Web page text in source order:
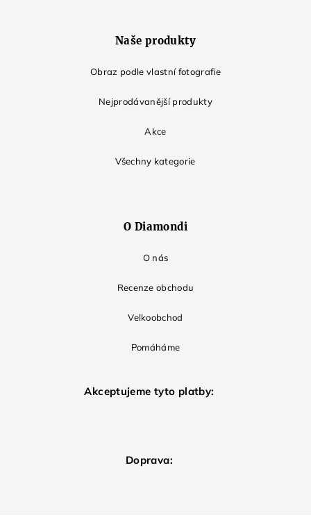
Naše produkty
Obraz podle vlastní fotografie
Nejprodávanější produkty
Akce
Všechny kategorie
O Diamondi
O nás
Recenze obchodu
Velkoobchod
Pomáháme
Akceptujeme tyto platby:
Doprava: